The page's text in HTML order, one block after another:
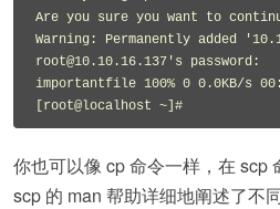
Are you sure you want to
Warning: Permanently added
root@10.10.16.137's password:
importantfile 100% 0 0.0KB/s
你也可以像 cp 命令一样，在 scp
scp 的 man 帮助详细地阐述了不